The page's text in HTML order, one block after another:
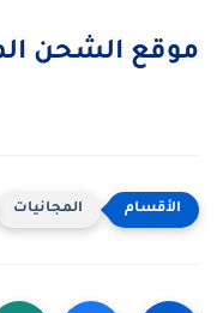
موقع الشحن
المجانيات